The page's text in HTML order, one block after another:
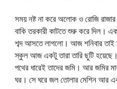
সময় নষ্ট না করে অলোক ও রোজি রাজার
বাকি তরকারী কাটতে শুরু করে দিল।
শব্দ আসতে লাগলো। আজ শনিবার তাই
স্কুল আজ একটু তারা তারি ছুটি
পথের ধারেই তাদের জমি। আর জমির
ঘর। সে ঘরে জল তোলার মেশিন আর